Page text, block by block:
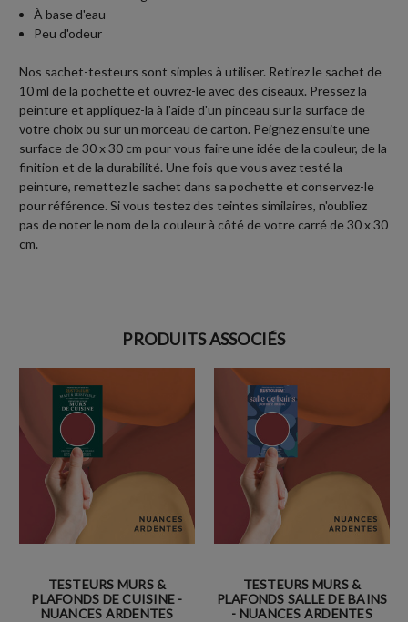
À base d'eau
Peu d'odeur
Nos sachet-testeurs sont simples à utiliser. Retirez le sachet de
10 ml de la pochette et ouvrez-le avec des ciseaux. Pressez la
peinture et appliquez-la à l'aide d'un pinceau sur la surface de
votre choix ou sur un morceau de carton. Peignez ensuite une
surface de 30 x 30 cm pour vous faire une idée de la couleur, de la
finition et de la durabilité. Une fois que vous avez testé la
peinture, remettez le sachet dans sa pochette et conservez-le
pour référence. Si vous testez des teintes similaires, n'oubliez
pas de noter le nom de la couleur à côté de votre carré de 30 x 30
cm.
PRODUITS ASSOCIÉS
TESTEURS MURS &
PLAFONDS DE CUISINE -
NUANCES ARDENTES
TESTEURS MURS &
PLAFONDS SALLE DE BAINS
- NUANCES ARDENTES